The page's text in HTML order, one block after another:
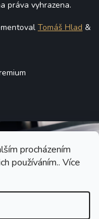
procházením
používáním.. Více
práva vyhrazena.
Tomáš Hlad &